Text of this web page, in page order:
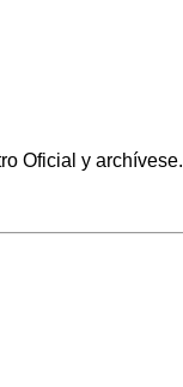
Oficial y archívese.